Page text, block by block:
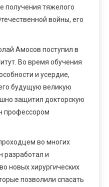
получения тяжелого
войны, его
Амосов поступил в
Во время обучения
и усердие,
будущую великую
защитил докторскую
профессором
во многих
разработал и
новых хирургических
позволили спасать